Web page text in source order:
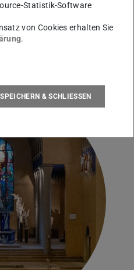
Statistik-Software
von Cookies erhalten Sie
.
SPEICHERN & SCHLIESSEN